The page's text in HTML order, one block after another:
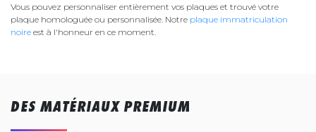
Vous pouvez personnaliser entièrement vos plaques et trouvé votre
plaque homologuée ou personnalisée. Notre plaque immatriculation
noire est à l'honneur en ce moment.
DES MATÉRIAUX PREMIUM